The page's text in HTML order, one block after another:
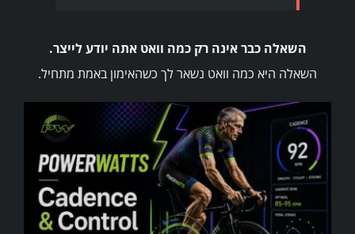
השאלה כבר אינה רק כמה וואט אתה יודע לייצר.
השאלה היא כמה וואט נשאר לך כשהאימון באמת מתחיל.